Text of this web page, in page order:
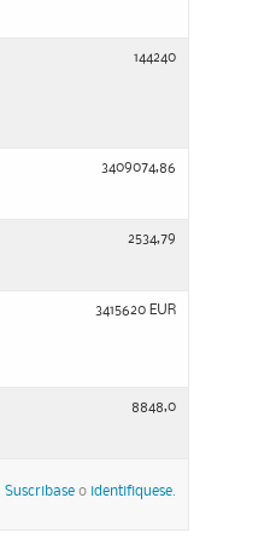
144240
3409074,86
2534,79
3415620 EUR
8848,0
Suscribase o identifiquese.